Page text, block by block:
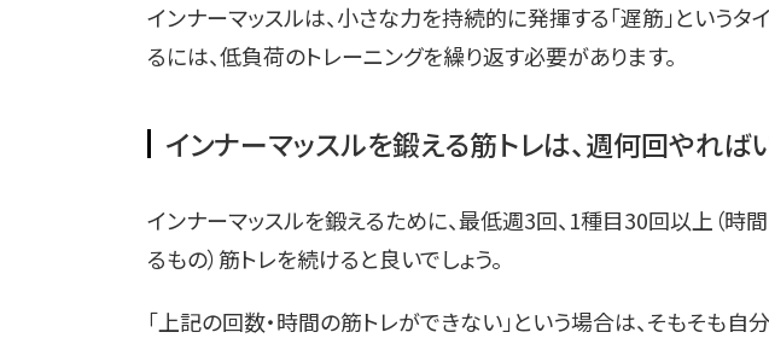
インナーマッスルは、小さな力を持続的に発揮する「遅筋」というタ
るには、低負荷のトレーニングを繰り返す必要があります。
インナーマッスルを鍛える筋トレは、週何回やれば
インナーマッスルを鍛えるために、最低週3回、1種目30回以上（時
るもの）筋トレを続けると良いでしょう。
「上記の回数・時間の筋トレができない」という場合は、そもそも